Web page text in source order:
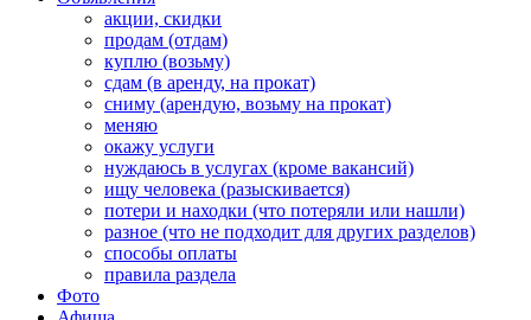
акции, скидки
продам (отдам)
куплю (возьму)
сдам (в аренду, на прокат)
сниму (арендую, возьму на прокат)
меняю
окажу услуги
нуждаюсь в услугах (кроме вакансий)
ищу человека (разыскивается)
потери и находки (что потеряли или нашли)
разное (что не подходит для других разделов)
способы оплаты
правила раздела
Фото